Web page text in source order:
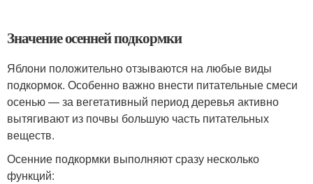
Значение осенней подкормки
Яблони положительно отзываются на любые виды
подкормок. Особенно важно внести питательные смеси
осенью — за вегетативный период деревья активно
вытягивают из почвы большую часть питательных
веществ.
Осенние подкормки выполняют сразу несколько
функций: